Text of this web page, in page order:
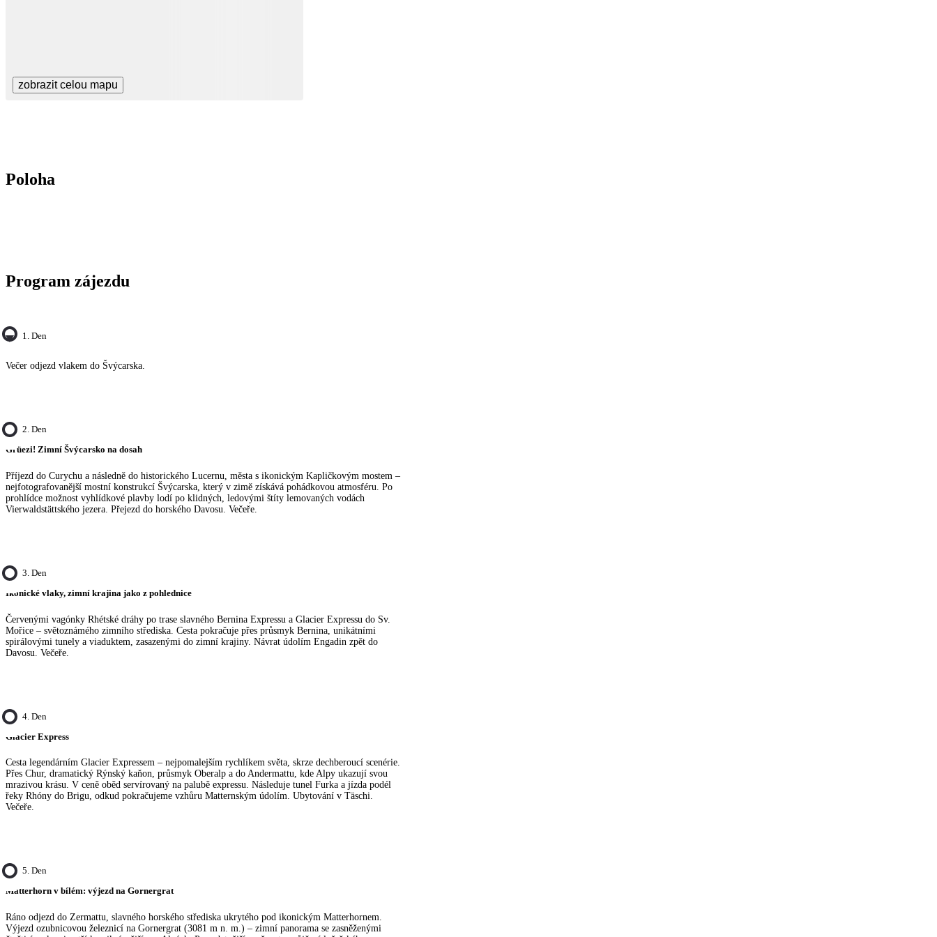
zobrazit celou mapu
Poloha
Program zájezdu
1. Den
Večer odjezd vlakem do Švýcarska.
2. Den
Grüezi! Zimní Švýcarsko na dosah
Příjezd do Curychu a následně do historického Lucernu, města s ikonickým Kapličkovým mostem –
nejfotografovanější mostní konstrukcí Švýcarska, který v zimě získává pohádkovou atmosféru. Po
prohlídce možnost vyhlídkové plavby lodí po klidných, ledovými štíty lemovaných vodách
Vierwaldstättského jezera. Přejezd do horského Davosu. Večeře.
3. Den
Ikonické vlaky, zimní krajina jako z pohlednice
Červenými vagónky Rhétské dráhy po trase slavného Bernina Expressu a Glacier Expressu do Sv.
Mořice – světoznámého zimního střediska. Cesta pokračuje přes průsmyk Bernina, unikátními
spirálovými tunely a viaduktem, zasazenými do zimní krajiny. Návrat údolím Engadin zpět do
Davosu. Večeře.
4. Den
Glacier Express
Cesta legendárním Glacier Expressem – nejpomalejším rychlíkem světa, skrze dechberoucí scenérie.
Přes Chur, dramatický Rýnský kaňon, průsmyk Oberalp a do Andermattu, kde Alpy ukazují svou
mrazivou krásu. V ceně oběd servírovaný na palubě expressu. Následuje tunel Furka a jízda podél
řeky Rhóny do Brigu, odkud pokračujeme vzhůru Matternským údolím. Ubytování v Täschi.
Večeře.
5. Den
Matterhorn v bílém: výjezd na Gornergrat
Ráno odjezd do Zermattu, slavného horského střediska ukrytého pod ikonickým Matterhornem.
Výjezd ozubnicovou železnicí na Gornergrat (3081 m n. m.) – zimní panorama se zasněženými